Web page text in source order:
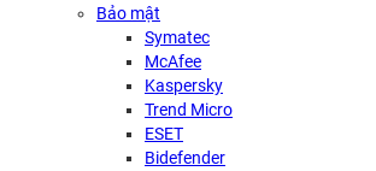
Bảo mật
Symatec
McAfee
Kaspersky
Trend Micro
ESET
Bidefender